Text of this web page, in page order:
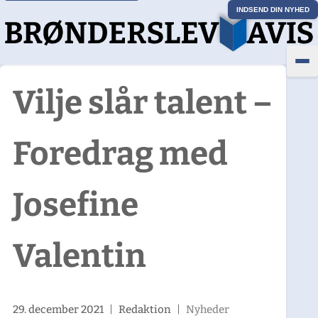
INDSEND DIN NYHED
Vilje slår talent –
Foredrag med
Josefine
Valentin
29. december 2021 |Redaktion |Nyheder